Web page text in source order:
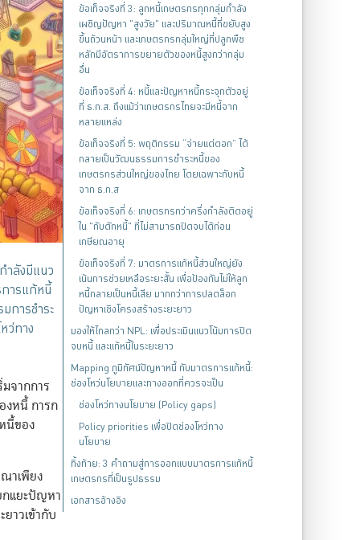
ำลังมีแนว
ารแก้หนี้
การชำระ
ว่ทาง
จากการ
งหนี้ การก
นี้ของ
าเพียง
กแยะปัญหา
าวเข้ากับ
ข้อเท็จจริงที่ 3: ลูกหนี้เกษตรกรทุกกลุ่มกำลัง
เผชิญปัญหา "สูงวัย" และปริมาณหนี้ที่ขยับสูง
ขึ้นถ้วนหน้า และเกษตรกรกลุ่มใหญ่ที่ปลูกพืช
หลักมีอัตราการขยายตัวของหนี้สูงกว่ากลุ่ม
อื่น
ข้อเท็จจริงที่ 4: หนี้และปัญหาหนี้กระจุกตัวอยู่
ที่ ธ.ก.ส. ถึงแม้ว่าเกษตรกรไทยจะมีหนี้จาก
หลายแหล่ง
ข้อเท็จจริงที่ 5: พฤติกรรม “จ่ายแต่ดอก” ได้
กลายเป็นวัฒนธรรมการชำระหนี้ของ
เกษตรกรส่วนใหญ่ของไทย โดยเฉพาะกับหนี้
จาก ธ.ก.ส
ข้อเท็จจริงที่ 6: เกษตรกรกว่าครึ่งกำลังติดอยู่
ใน "กับดักหนี้" ที่ไม่สามารถปิดจบได้ก่อน
เกษียณอายุ
ข้อเท็จจริงที่ 7: มาตรการแก้หนี้ส่วนใหญ่ยัง
เน้นการช่วยเหลือระยะสั้น เพื่อป้องกันไม่ให้ลูก
หนี้กลายเป็นหนี้เสีย มากกว่าการปลดล็อก
ปัญหาเชิงโครงสร้างระยะยาว
มองให้ไกลกว่า NPL: เพื่อประเมินแนวโน้มการปิด
จบหนี้ และแก้หนี้ในระยะยาว
Mapping ภูมิทัศน์ปัญหาหนี้ กับมาตรการแก้หนี้:
ช่องโหว่นโยบายและทางออกที่ควรจะเป็น
ช่องโหว่ทางนโยบาย (Policy gaps)
Policy priorities เพื่อปิดช่องโหว่ทาง
นโยบาย
ทิ้งท้าย: 3 คำถามสู่การออกแบบมาตรการแก้หนี้
เกษตรกรที่เป็นรูปธรรม
เอกสารอ้างอิง